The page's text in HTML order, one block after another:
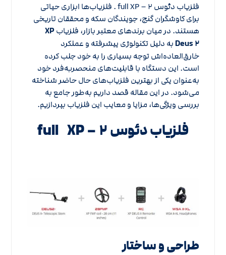
فلزیاب دئوس ۲ – full XP . فلزیاب‌ها ابزاری حیاتی
برای کاوشگران گنج، جویندگان سکه و محققان تاریخی
هستند. در میان برندهای معتبر بازار، فلزیاب XP
Deus ۲ به دلیل تکنولوژی پیشرفته و عملکرد
خارق‌العاده‌اش توجه بسیاری را به خود جلب کرده
است. این دستگاه با قابلیت‌های منحصربه‌فرد خود
به‌عنوان یکی از بهترین فلزیاب‌های حال حاضر شناخته
می‌شود. در این مقاله قصد داریم به‌طور جامع به
بررسی ویژگی‌ها، مزایا و معایب این فلزیاب بپردازیم.
فلزیاب دئوس ۲ – full XP
طراحی و ساختار